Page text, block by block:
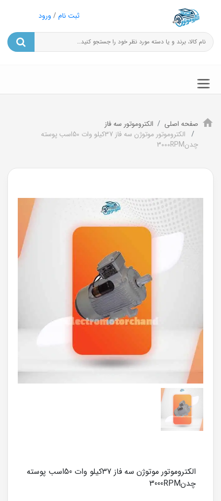
ثبت نام / ورود
صفحه اصلی
الکتروموتور سه فاز
الکتروموتور موتوژن سه فاز 37کیلو وات 50اسب پوسته
چدن3000RPM
الکتروموتور موتوژن سه فاز 37کیلو وات 50اسب پوسته
چدن3000RPM